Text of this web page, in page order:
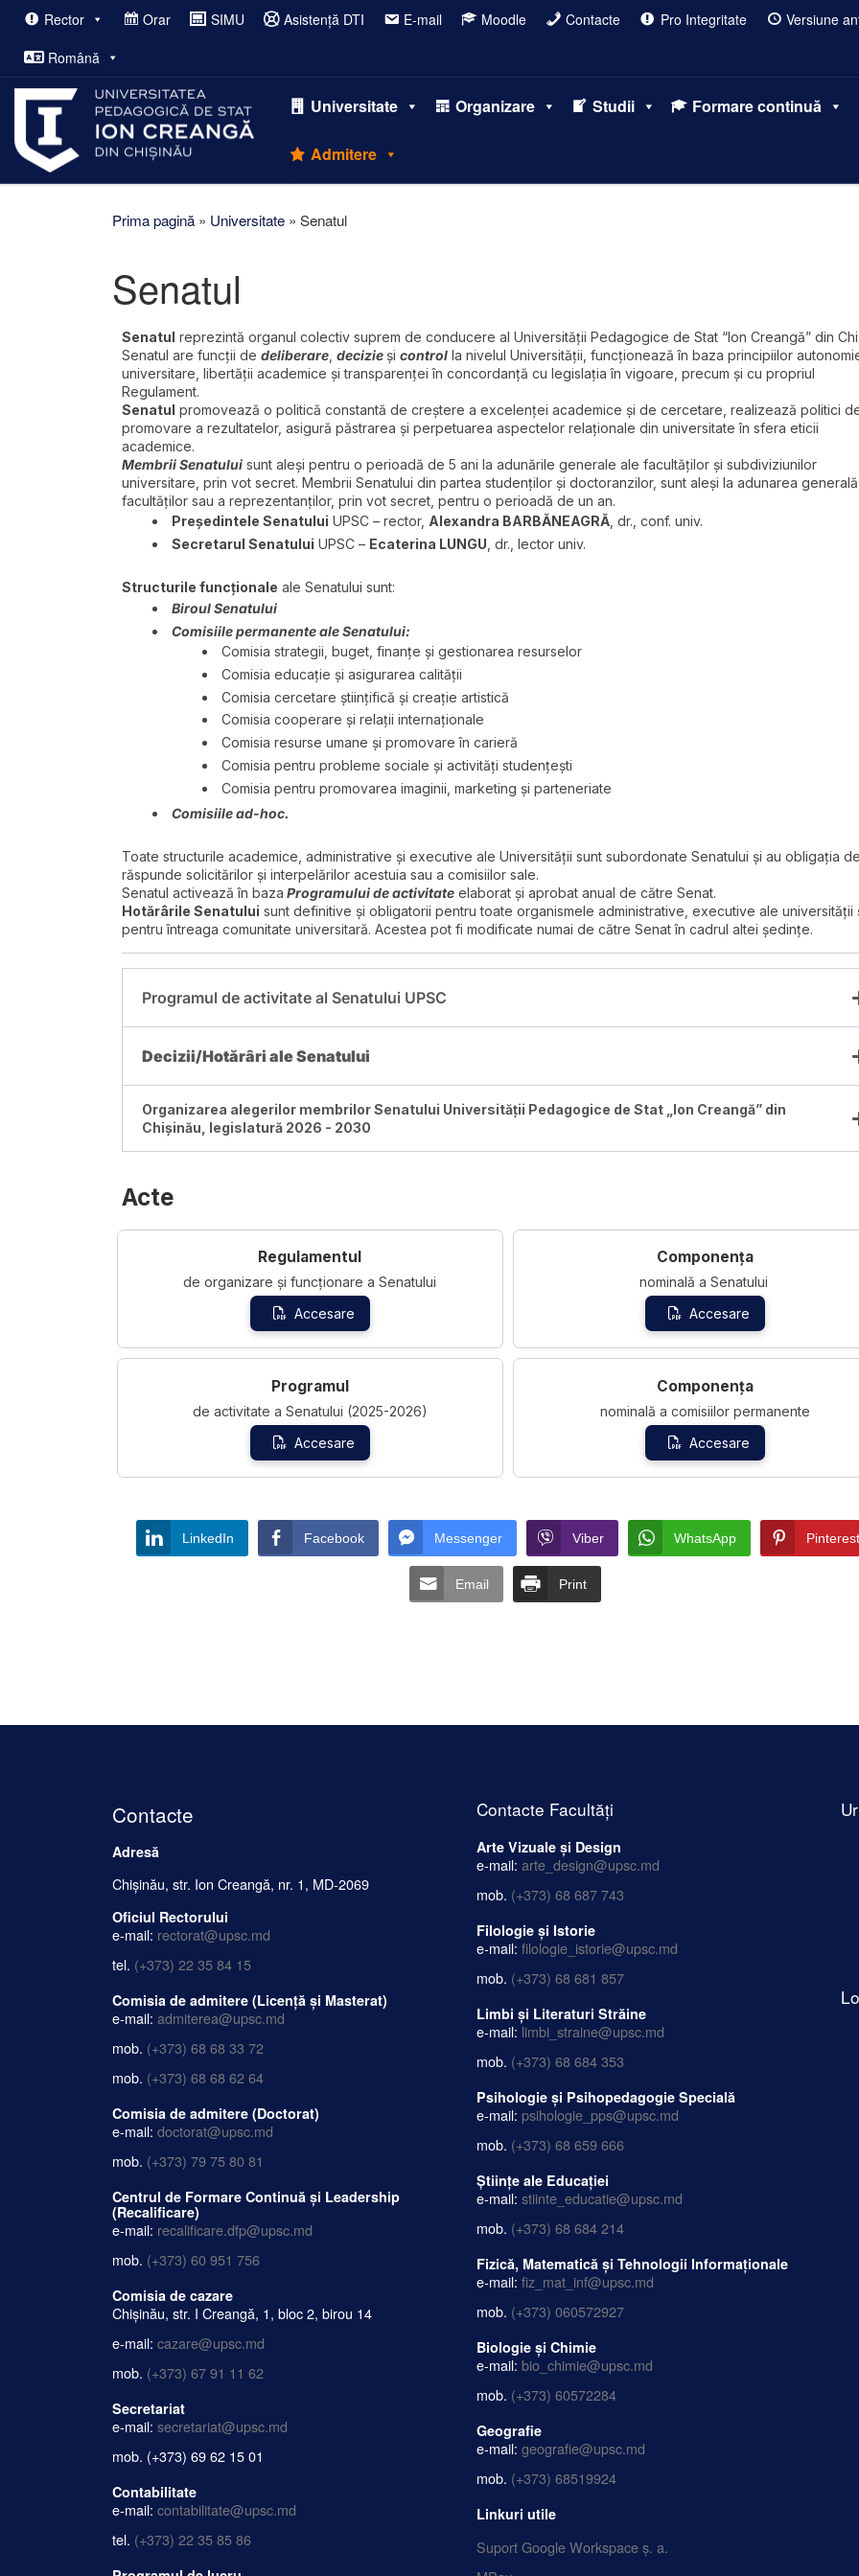
Afișează întregul conținut
Rector Orar SIMU Asistență DTI E-mail Moodle Contacte Pro Integritate
Versiune
Română
Universitate Organizare Studii Formare continuă
Admitere
Prima pagină » Universitate » Senatul
Senatul
Senatul reprezintă organul colectiv suprem de conducere al Universității Pedagogice de Stat “Ion Creangă” din
Senatul are funcții de deliberare decizie și control la nivelul Universității, funcționează în baza principiilor
universitare, libertății academice şi transparenţei în concordanță cu legislația în vigoare, precum și cu propriul
Regulament.
Senatul promovează o politică constantă de creştere a excelenţei academice şi de cercetare, realizează politici
promovare a rezultatelor, asigură păstrarea şi perpetuarea aspectelor relaţionale din universitate în sfera eticii
academice.
Membrii Senatului sunt aleși pentru o perioadă de 5 ani la adunările generale ale facultăţilor şi subdiviziunilor
universitare, prin vot secret. Membrii Senatului din partea studenţilor şi doctoranzilor, sunt aleşi la adunarea
facultăților sau a reprezentanţilor, prin vot secret, pentru o perioadă de un an.
Președintele Senatului UPSC – rector, Alexandra BARBĂNEAGRĂ , dr., conf. univ.
Secretarul Senatului UPSC – Ecaterina LUNGU , dr., lector univ.
Structurile funcționale ale Senatului sunt:
Biroul Senatului
Comisiile permanente ale Senatului:
Comisia strategii, buget, finanțe și gestionarea resurselor
Comisia educație și asigurarea calității
Comisia cercetare științifică și creație artistică
Comisia cooperare și relații internaționale
Comisia resurse umane și promovare în carieră
Comisia pentru probleme sociale și activități studențești
Comisia pentru promovarea imaginii, marketing și parteneriate
Comisiile ad-hoc.
Toate structurile academice, administrative şi executive ale Universităţii sunt subordonate Senatului şi au obligaţia
răspunde solicitărilor şi interpelărilor acestuia sau a comisiilor sale.
Senatul activează în baza Programului de activitate elaborat și aprobat anual de către Senat.
Hotărârile Senatului sunt definitive şi obligatorii pentru toate organismele administrative, executive ale universității
pentru întreaga comunitate universitară. Acestea pot fi modificate numai de către Senat în cadrul altei şedinţe.
Programul de activitate al Senatului UPSC
Decizii/Hotărâri ale Senatului
Organizarea alegerilor membrilor Senatului Universității Pedagogice de Stat „Ion Creangă” din
Chișinău, legislatură 2026 - 2030
Acte
Regulamentul
de organizare și funcționare a Senatului
Accesare
Componența
nominală a Senatului
Accesare
Programul
de activitate a Senatului (2025-2026)
Accesare
Componența
nominală a comisiilor permanente
Accesare
LinkedIn Facebook Messenger Viber WhatsApp Pinterest
Email Print
Contacte
Adresă
Chișinău, str. Ion Creangă, nr. 1, MD-2069
Oficiul Rectorului
e-mail: rectorat@upsc.md
tel. (+373) 22 35 84 15
Comisia de admitere (Licență și Masterat)
e-mail: admiterea@upsc.md
mob. (+373) 68 68 33 72
mob. (+373) 68 68 62 64
Comisia de admitere (Doctorat)
e-mail: doctorat@upsc.md
mob. (+373) 79 75 80 81
Centrul de Formare Continuă și Leadership
(Recalificare)
e-mail: recalificare.dfp@upsc.md
mob. (+373) 60 951 756
Comisia de cazare
Chișinău, str. I Creangă, 1, bloc 2, birou 14
e-mail: cazare@upsc.md
mob. (+373) 67 91 11 62
Secretariat
e-mail: secretariat@upsc.md
mob. (+373) 69 62 15 01
Contabilitate
e-mail: contabilitate@upsc.md
tel. (+373) 22 35 85 86
Contacte Facultăți
Arte Vizuale și Design
e-mail: arte_design@upsc.md
mob. (+373) 68 687 743
Filologie și Istorie
e-mail: filologie_istorie@upsc.md
mob. (+373) 68 681 857
Limbi și Literaturi Străine
e-mail: limbi_straine@upsc.md
mob. (+373) 68 684 353
Psihologie și Psihopedagogie Specială
e-mail: psihologie_pps@upsc.md
mob. (+373) 68 659 666
Științe ale Educației
e-mail: stiinte_educatie@upsc.md
mob. (+373) 68 684 214
Fizică, Matematică și Tehnologii Informaționale
e-mail: fiz_mat_inf@upsc.md
mob. (+373) 060572927
Biologie și Chimie
e-mail: bio_chimie@upsc.md
mob. (+373) 60572284
Geografie
e-mail: geografie@upsc.md
mob. (+373) 68519924
Linkuri utile
Suport Google Workspace ș. a.